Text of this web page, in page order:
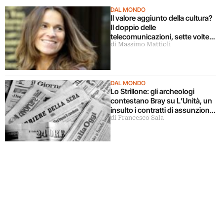
DAL MONDO
Il valore aggiunto della cultura?
Il doppio delle
telecomunicazioni, sette volte
quello dell’industria
comuni cultura-economia
di Massimo Mattioli
DAL MONDO
Lo Strillone: gli archeologi
contestano Bray su L’Unità, un
insulto i contratti di assunzione
proposti dal MIBACT agli under
di Francesco Sala